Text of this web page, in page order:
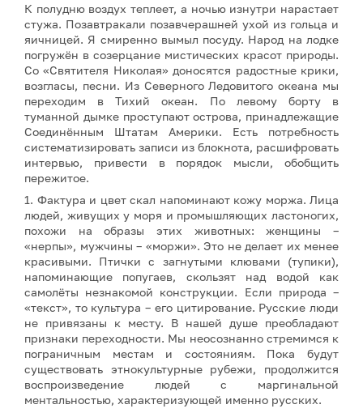
К полудню воздух теплеет, а ночью изнутри нарастает
стужа. Позавтракали позавчерашней ухой из гольца и
яичницей. Я смиренно вымыл посуду. Народ на лодке
погружён в созерцание мистических красот природы.
Со «Святителя Николая» доносятся радостные крики,
возгласы, песни. Из Северного Ледовитого океана мы
переходим в Тихий океан. По левому борту в
туманной дымке проступают острова, принадлежащие
Соединённым Штатам Америки. Есть потребность
систематизировать записи из блокнота, расшифровать
интервью, привести в порядок мысли, обобщить
пережитое.
1. Фактура и цвет скал напоминают кожу моржа. Лица
людей, живущих у моря и промышляющих ластоногих,
похожи на образы этих животных: женщины –
«нерпы», мужчины – «моржи». Это не делает их менее
красивыми. Птички с загнутыми клювами (тупики),
напоминающие попугаев, скользят над водой как
самолёты незнакомой конструкции. Если природа –
«текст», то культура – его цитирование. Русские люди
не привязаны к месту. В нашей душе преобладают
признаки переходности. Мы неосознанно стремимся к
пограничным местам и состояниям. Пока будут
существовать этнокультурные рубежи, продолжится
воспроизведение людей с маргинальной
ментальностью, характеризующей именно русских.